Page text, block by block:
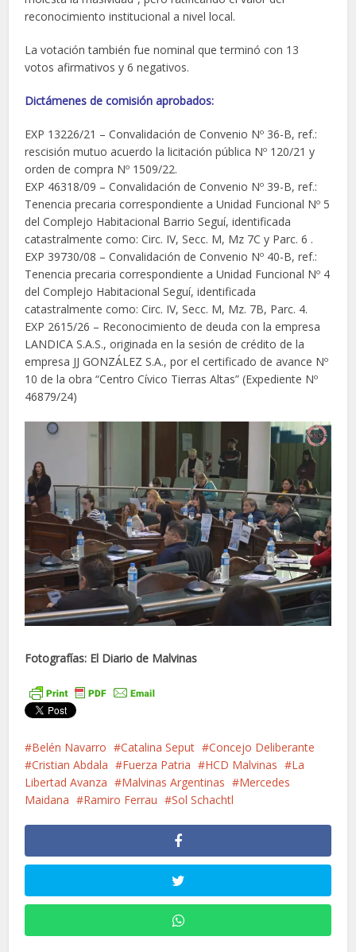
reconocimiento institucional a nivel local.
La votación también fue nominal que terminó con 13
votos afirmativos y 6 negativos.
Dictámenes de comisión aprobados:
EXP 13226/21 – Convalidación de Convenio Nº 36-B, ref.:
rescisión mutuo acuerdo la licitación pública Nº 120/21 y
orden de compra Nº 1509/22.
EXP 46318/09 – Convalidación de Convenio Nº 39-B, ref.:
Tenencia precaria correspondiente a Unidad Funcional Nº 5
del Complejo Habitacional Barrio Seguí, identificada
catastralmente como: Circ. IV, Secc. M, Mz 7C y Parc. 6 .
EXP 39730/08 – Convalidación de Convenio Nº 40-B, ref.:
Tenencia precaria correspondiente a Unidad Funcional Nº 4
del Complejo Habitacional Seguí, identificada
catastralmente como: Circ. IV, Secc. M, Mz. 7B, Parc. 4.
EXP 2615/26 – Reconocimiento de deuda con la empresa
LANDICA S.A.S., originada en la sesión de crédito de la
empresa JJ GONZÁLEZ S.A., por el certificado de avance Nº
10 de la obra “Centro Cívico Tierras Altas” (Expediente Nº
46879/24)
Fotografías: El Diario de Malvinas
Belén Navarro Catalina Seput
Concejo Deliberante
Cristian Abdala
Fuerza Patria HCD Malvinas
La
Libertad Avanza
Malvinas Argentinas
Mercedes
Maidana
Ramiro Ferrau Sol Schachtl